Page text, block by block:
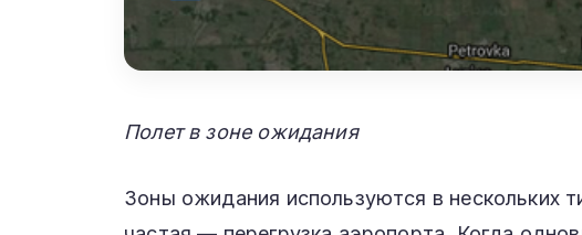
Полет в зоне ожидания
Зоны ожидания используются в нескольких